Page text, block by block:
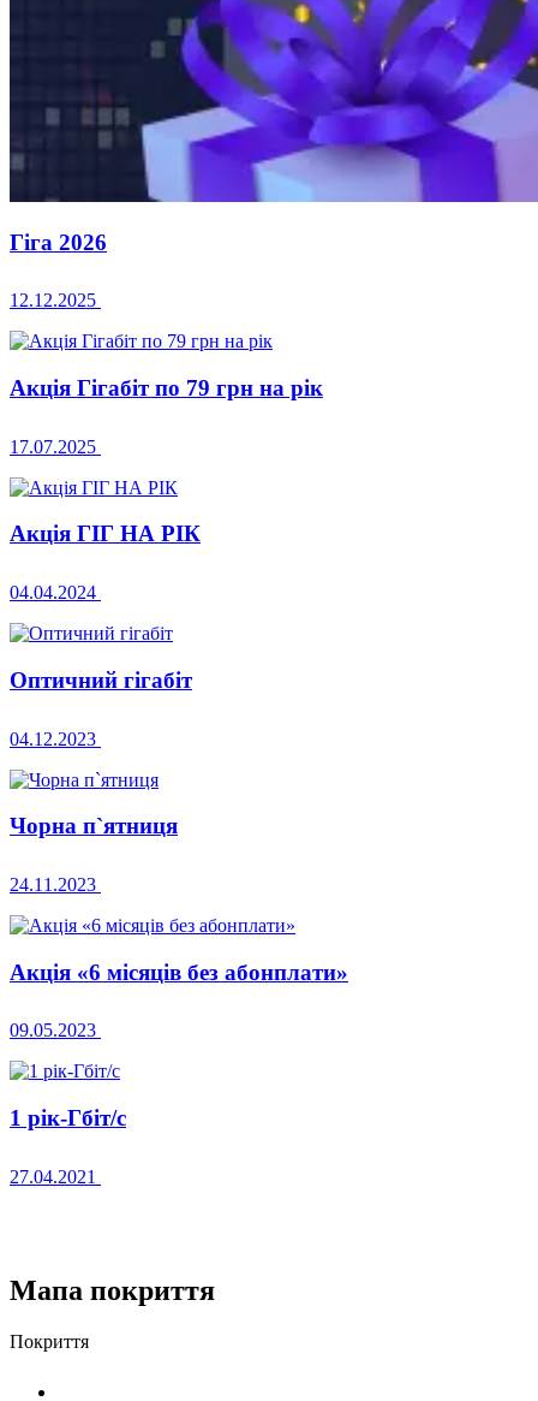
Гіга 2026
12.12.2025
Акція Гігабіт по 79 грн на рік
17.07.2025
Акція ГІГ НА РІК
04.04.2024
Оптичний гігабіт
04.12.2023
Чорна п`ятниця
24.11.2023
Акція «6 місяців без абонплати»
09.05.2023
1 рік-Гбіт/с
27.04.2021
Мапа покриття
Покриття